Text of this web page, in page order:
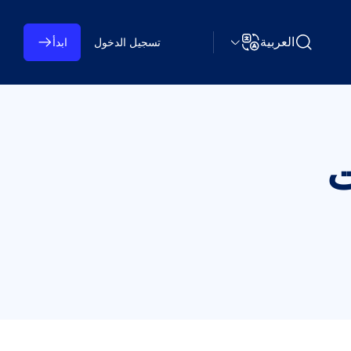
البحث عن Learning on TAP
العربيةتغيير اللغة تسجيل الدخول ابدأ